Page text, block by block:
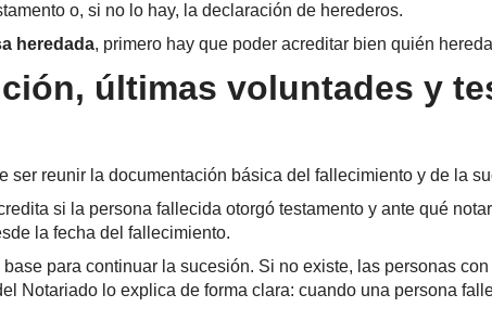
o, si no lo hay, la declaración de herederos.
heredada, primero hay que poder acreditar bien quién
últimas voluntades y
ser reunir la documentación básica del fallecimiento y de la
si la persona fallecida otorgó testamento y ante qué
la fecha del fallecimiento.
para continuar la sucesión. Si no existe, las personas
Notariado lo explica de forma clara: cuando una persona